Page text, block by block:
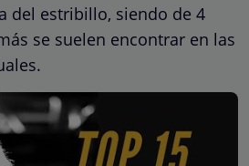
del estribillo, siendo de 4
se suelen encontrar en las